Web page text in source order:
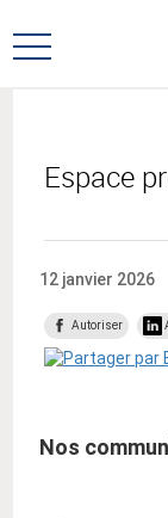
au
menu
au
contenu
Ouvrir
Espace
12 janvier 2026
Autoriser
Nos